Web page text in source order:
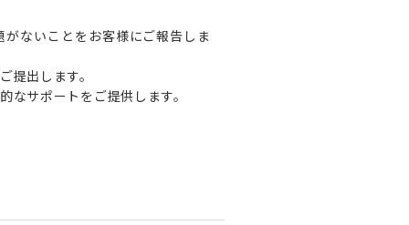
ないことをお客様にご報告しま
提出します。
サポートをご提供します。